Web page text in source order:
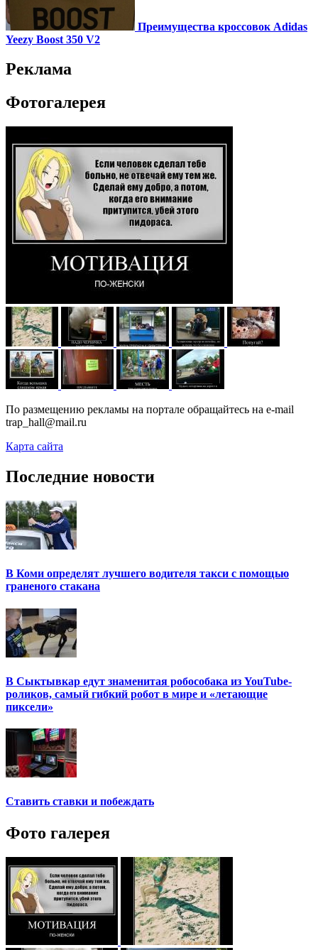
Преимущества кроссовок Adidas
Yeezy Boost 350 V2
Реклама
Фотогалерея
По размещению рекламы на портале обращайтесь на e-mail
trap_hall@mail.ru
Карта сайта
Последние новости
В Коми определят лучшего водителя такси с помощью
граненого стакана
В Сыктывкар едут знаменитая робособака из YouTube-
роликов, самый гибкий робот в мире и «летающие
пиксели»
Ставить ставки и побеждать
Фото галерея